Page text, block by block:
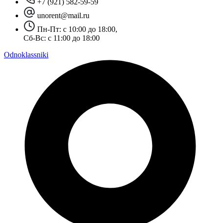
unorent@mail.ru
Пн-Пт: с 10:00 до 18:00,
Сб-Вс: с 11:00 до 18:00
Odnoklassniki